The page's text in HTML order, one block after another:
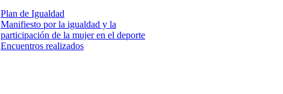
Plan de Igualdad
Manifiesto por la igualdad y la
participación de la mujer en el deporte
Encuentros realizados